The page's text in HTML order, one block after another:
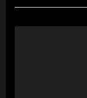
u
s
P
o